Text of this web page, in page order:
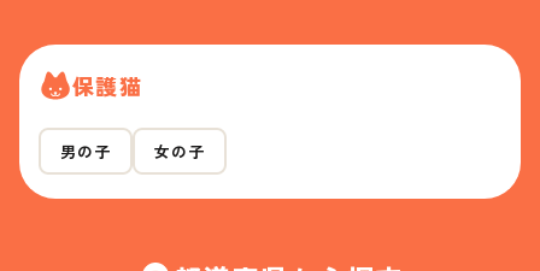
保護猫
男の子 女の子